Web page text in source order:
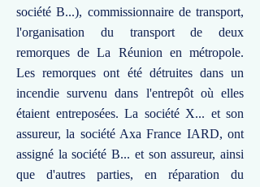
société B...), commissionnaire de transport,
l'organisation du transport de deux
remorques de La Réunion en métropole.
Les remorques ont été détruites dans un
incendie survenu dans l'entrepôt où elles
étaient entreposées. La société X... et son
assureur, la société Axa France IARD, ont
assigné la société B... et son assureur, ainsi
que d'autres parties, en réparation du